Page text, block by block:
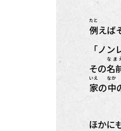
例
たと
えば
「ノン
その名
なま
家
いえ
の中
なか
ほかに